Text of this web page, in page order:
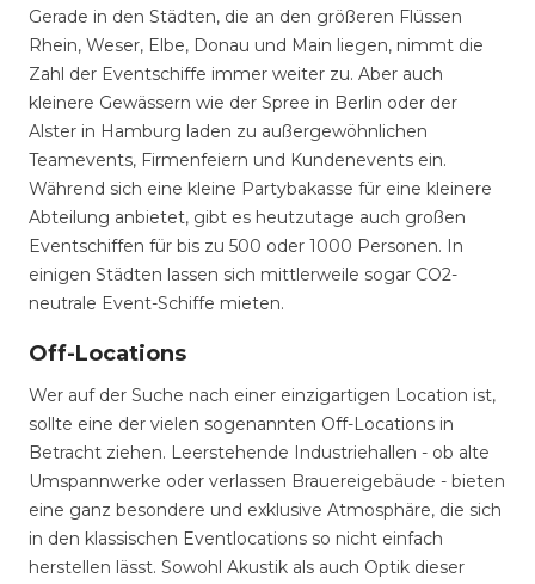
Gerade in den Städten, die an den größeren Flüssen
Rhein, Weser, Elbe, Donau und Main liegen, nimmt die
Zahl der Eventschiffe immer weiter zu. Aber auch
kleinere Gewässern wie der Spree in Berlin oder der
Alster in Hamburg laden zu außergewöhnlichen
Teamevents, Firmenfeiern und Kundenevents ein.
Während sich eine kleine Partybakasse für eine kleinere
Abteilung anbietet, gibt es heutzutage auch großen
Eventschiffen für bis zu 500 oder 1000 Personen. In
einigen Städten lassen sich mittlerweile sogar CO2-
neutrale Event-Schiffe mieten.
Off-Locations
Wer auf der Suche nach einer einzigartigen Location ist,
sollte eine der vielen sogenannten Off-Locations in
Betracht ziehen. Leerstehende Industriehallen - ob alte
Umspannwerke oder verlassen Brauereigebäude - bieten
eine ganz besondere und exklusive Atmosphäre, die sich
in den klassischen Eventlocations so nicht einfach
herstellen lässt. Sowohl Akustik als auch Optik dieser